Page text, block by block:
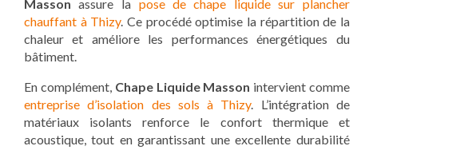
Masson assure la pose de chape liquide sur plancher
chauffant à Thizy. Ce procédé optimise la répartition de la
chaleur et améliore les performances énergétiques du
bâtiment.
En complément, Chape Liquide Masson intervient comme
entreprise d’isolation des sols à Thizy. L’intégration de
matériaux isolants renforce le confort thermique et
acoustique, tout en garantissant une excellente durabilité